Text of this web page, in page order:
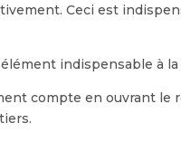
Ceci est
indispensable à
compte en ouvrant